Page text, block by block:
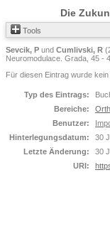
Die
Tools
Sevcik, P und Cumlivski, R
Neuromodulace. Grada, 45 -
Für diesen Eintrag wurde
Typ des Eintrags:
Bereiche:
Benutzer:
Hinterlegungsdatum:
30
Letzte Änderung:
30
URI: